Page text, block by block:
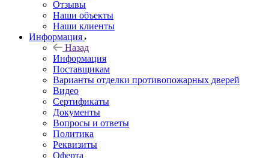
Отзывы
Наши объекты
Наши клиенты
Информация
Назад
Информация
Поставщикам
Варианты отделки противопожарных дверей
Видео
Сертификаты
Документы
Вопросы и ответы
Политика
Реквизиты
Оферта